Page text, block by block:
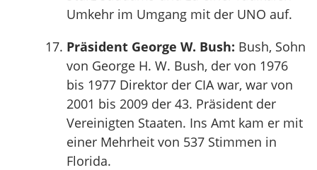
Umkehr im Umgang mit der UNO auf.
Präsident George W. Bush: Bush, Sohn
von George H. W. Bush, der von 1976
bis 1977 Direktor der CIA war, war von
2001 bis 2009 der 43. Präsident der
Vereinigten Staaten. Ins Amt kam er mit
einer Mehrheit von 537 Stimmen in
Florida.